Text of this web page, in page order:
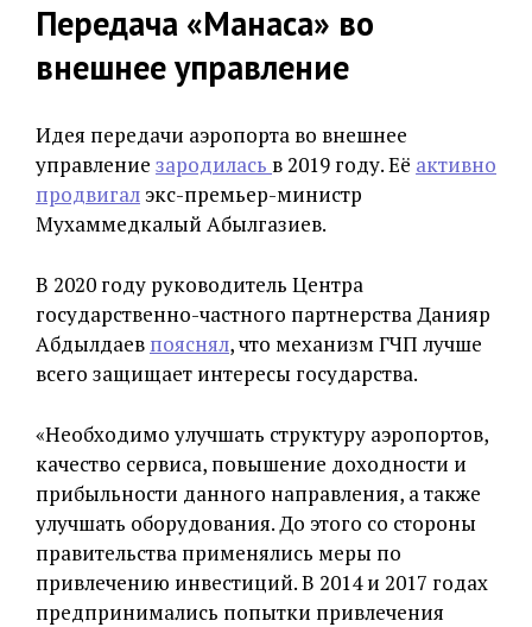
Передача «Манаса» во
внешнее управление
Идея передачи аэропорта во внешнее
управление зародилась в 2019 году. Её активно
продвигалэкс-премьер-министр
Мухаммедкалый Абылгазиев.
В 2020 году руководитель Центра
государственно-частного партнерства Данияр
Абдылдаев пояснял, что механизм ГЧП лучше
всего защищает интересы государства.
«Необходимо улучшать структуру аэропортов,
качество сервиса, повышение доходности и
прибыльности данного направления, а также
улучшать оборудования. До этого со стороны
правительства применялись меры по
привлечению инвестиций. В 2014 и 2017 годах
предпринимались попытки привлечения